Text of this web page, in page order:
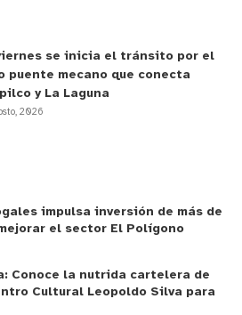
200 y 300 metros del borde
durante cinco minutos
polinizadores que visitan
largo de cada transecto”. El
son zonas de contacto entre
y la vegetación silvestre
el hábitat natural de los
aumentando su
de ambientes agrícolas o en
favorecer su presencia”.
se inicia el tránsito por el
puente mecano que conecta
y La Laguna
2026
impulsa inversión de más de
el sector El Polígono
Conoce la nutrida cartelera de
Cultural Leopoldo Silva para